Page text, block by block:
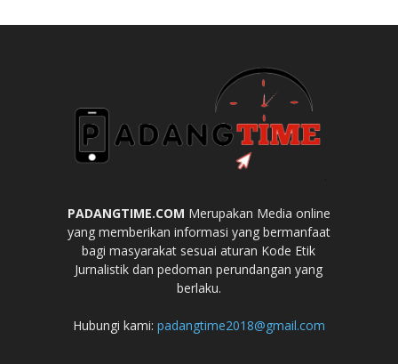
PADANGTIME.COM Merupakan Media online
yang memberikan informasi yang bermanfaat
bagi masyarakat sesuai aturan Kode Etik
Jurnalistik dan pedoman perundangan yang
berlaku.
Hubungi kami: padangtime2018@gmail.com